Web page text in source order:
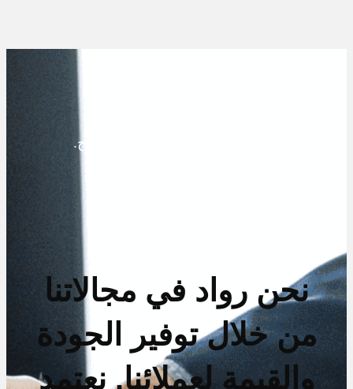
نحن نستمع ،نحن نهتم ،نحقق النتائج.
نحن رواد في مجالاتنا
من خلال توفير الجودة
والقيمة لعملائنا. نعتمد